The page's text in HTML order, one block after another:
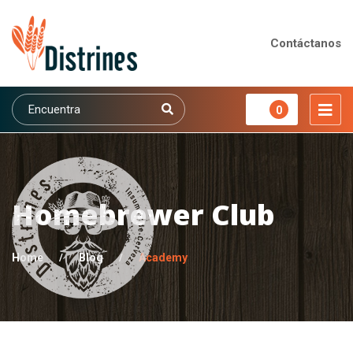
Contáctanos
0
Homebrewer Club
Home / Blog / Academy